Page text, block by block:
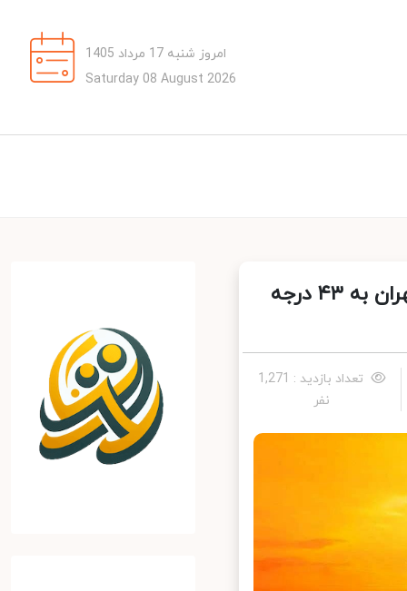
امروز شنبه 17 مرداد 1405
Saturday 08 August 2026
کاهش دما در استان‌ های ساحلی خزر و اردبیل/ دمای تهران به ۴۳ درجه
تعداد بازدید : 1,271
نفر